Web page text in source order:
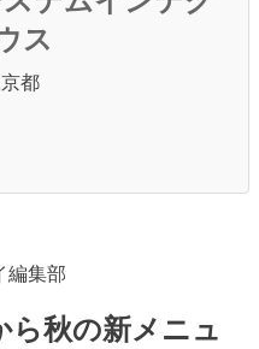
ス
都
編集部
ら秋の新メニュ